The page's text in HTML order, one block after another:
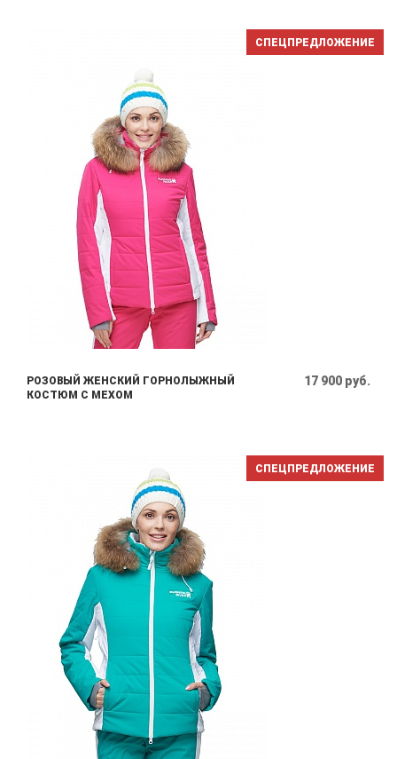
СПЕЦПРЕДЛОЖЕНИЕ
РОЗОВЫЙ ЖЕНСКИЙ ГОРНОЛЫЖНЫЙ
КОСТЮМ С МЕХОМ
17 900 руб.
СПЕЦПРЕДЛОЖЕНИЕ